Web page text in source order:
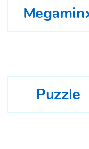
Puzzle